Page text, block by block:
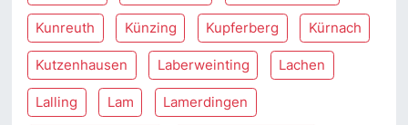
Kunreuth Künzing Kupferberg Kürnach
Kutzenhausen Laberweinting Lachen
Lalling Lam Lamerdingen